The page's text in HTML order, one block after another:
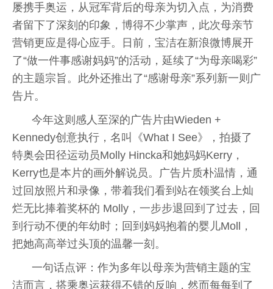
屡携手奥运，从冠军背后的母亲为切入点，为消费
者留下了深刻的印象，博得不少掌声，此次母亲节
营销更应是得心应手。日前，宝洁在新浪微博展开
了“做一件事感谢妈妈”的活动，延续了“为母亲喝彩”
的主题宗旨。此外还推出了“感谢母亲”系列新一则广
告片。
今年这则感人至深的广告片由Wieden +
Kennedy创意执行，名叫《What I See》，拍摄了
特奥会田径运动员Molly Hincka和她妈妈Kerry，
Kerry也是本片的画外解说员。广告片质朴温情，通
过回放照片和录像，带着我们看到站在领奖台上灿
烂无比捧着奖杯的 Molly，一步步退回到了过去，回
到行动不便的年幼时；回到妈妈抱着的婴儿Moll，
把她高高举过头顶的温馨一刻。
一句话点评：作为多年以母亲为营销主题的宝
洁而言，搭乘奥运获得不错的反响，然而每每到了